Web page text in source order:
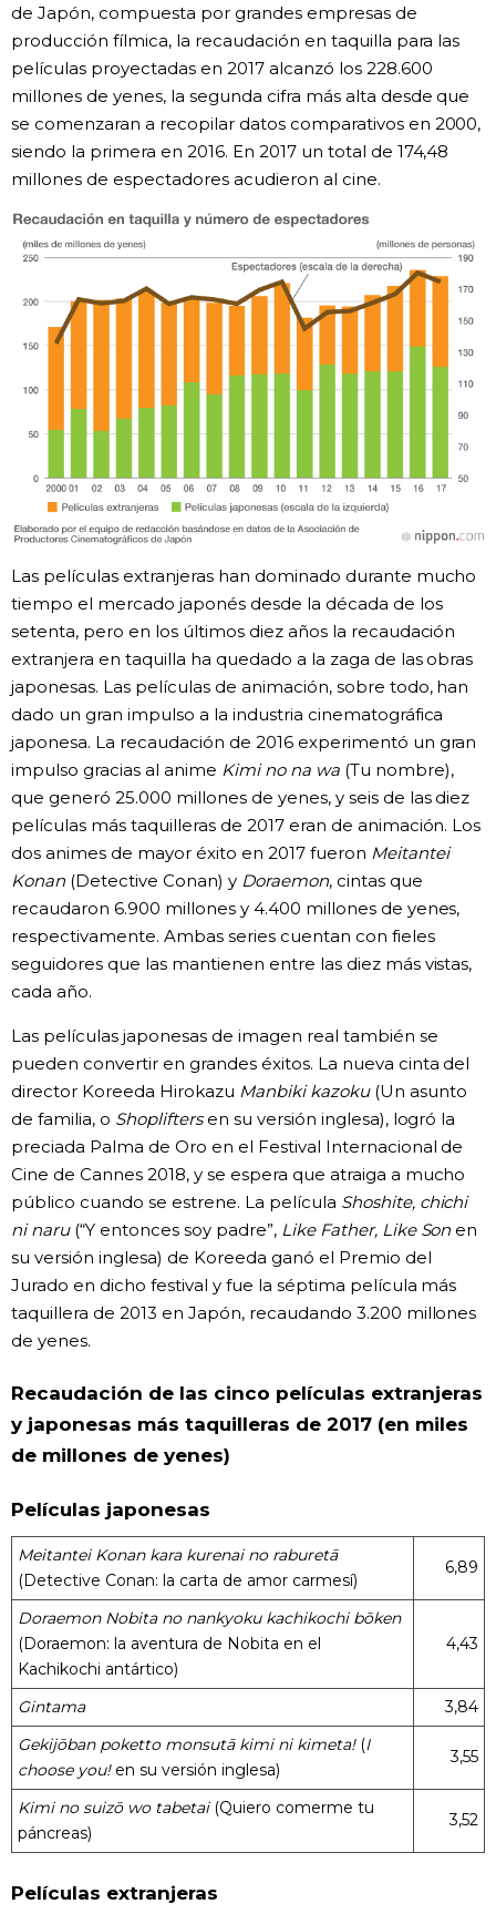
Blog
Tokio
Avisos
de Japón, compuesta por grandes empresas de
producción fílmica, la recaudación en taquilla para las
películas proyectadas en 2017 alcanzó los 228.600
millones de yenes, la segunda cifra más alta desde que
se comenzaran a recopilar datos comparativos en 2000,
siendo la primera en 2016. En 2017 un total de 174,48
millones de espectadores acudieron al cine.
Las películas extranjeras han dominado durante mucho
tiempo el mercado japonés desde la década de los
setenta, pero en los últimos diez años la recaudación
extranjera en taquilla ha quedado a la zaga de las obras
japonesas. Las películas de animación, sobre todo, han
dado un gran impulso a la industria cinematográfica
japonesa. La recaudación de 2016 experimentó un gran
impulso gracias al anime Kimi no na wa(Tu nombre),
que generó 25.000 millones de yenes, y seis de las diez
películas más taquilleras de 2017 eran de animación. Los
dos animes de mayor éxito en 2017 fueron Meitantei
Konan (Detective Conan) y Doraemon, cintas que
recaudaron 6.900 millones y 4.400 millones de yenes,
respectivamente. Ambas series cuentan con fieles
seguidores que las mantienen entre las diez más vistas,
cada año.
Las películas japonesas de imagen real también se
pueden convertir en grandes éxitos. La nueva cinta del
director Koreeda Hirokazu Manbiki kazoku(Un asunto
de familia, o Shopliftersen su versión inglesa), logró la
preciada Palma de Oro en el Festival Internacional de
Cine de Cannes 2018, y se espera que atraiga a mucho
público cuando se estrene. La película Shoshite, chichi
ni naru(“Y entonces soy padre”, Like Father, Like Son en
su versión inglesa) de Koreeda ganó el Premio del
Jurado en dicho festival y fue la séptima película más
taquillera de 2013 en Japón, recaudando 3.200 millones
de yenes.
Recaudación de las cinco películas extranjeras
y japonesas más taquilleras de 2017 (en miles
de millones de yenes)
Películas japonesas
Meitantei Konan kara kurenai no raburetā
(Detective Conan: la carta de amor carmesí)
6,89
Doraemon Nobita no nankyoku kachikochi bōken
(Doraemon: la aventura de Nobita en el
Kachikochi antártico)
4,43
Gintama
3,84
Gekijōban poketto monsutā kimi ni kimeta!(I
choose you!en su versión inglesa)
3,55
Kimi no suizō wo tabetai(Quiero comerme tu
páncreas)
3,52
Películas extranjeras